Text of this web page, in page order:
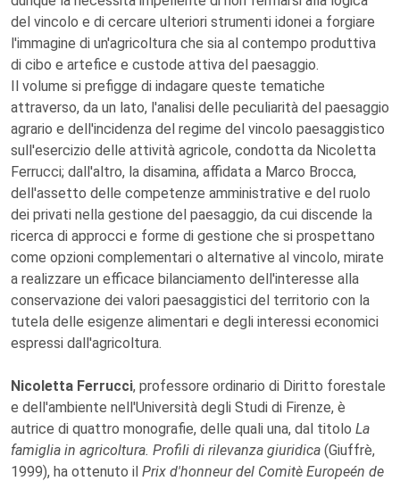
del vincolo e di cercare ulteriori strumenti idonei a forgiare
l'immagine di un'agricoltura che sia al contempo produttiva
di cibo e artefice e custode attiva del paesaggio.
Il volume si prefigge di indagare queste tematiche
attraverso, da un lato, l'analisi delle peculiarità del paesaggio
agrario e dell'incidenza del regime del vincolo paesaggistico
sull'esercizio delle attività agricole, condotta da Nicoletta
Ferrucci; dall'altro, la disamina, affidata a Marco Brocca,
dell'assetto delle competenze amministrative e del ruolo
dei privati nella gestione del paesaggio, da cui discende la
ricerca di approcci e forme di gestione che si prospettano
come opzioni complementari o alternative al vincolo, mirate
a realizzare un efficace bilanciamento dell'interesse alla
conservazione dei valori paesaggistici del territorio con la
tutela delle esigenze alimentari e degli interessi economici
espressi dall'agricoltura.
Nicoletta Ferrucci, professore ordinario di Diritto forestale
e dell'ambiente nell'Università degli Studi di Firenze, è
autrice di quattro monografie, delle quali una, dal titolo La
famiglia in agricoltura. Profili di rilevanza giuridica (Giuffrè,
1999), ha ottenuto il Prix d'honneur del Comitè Europeén de